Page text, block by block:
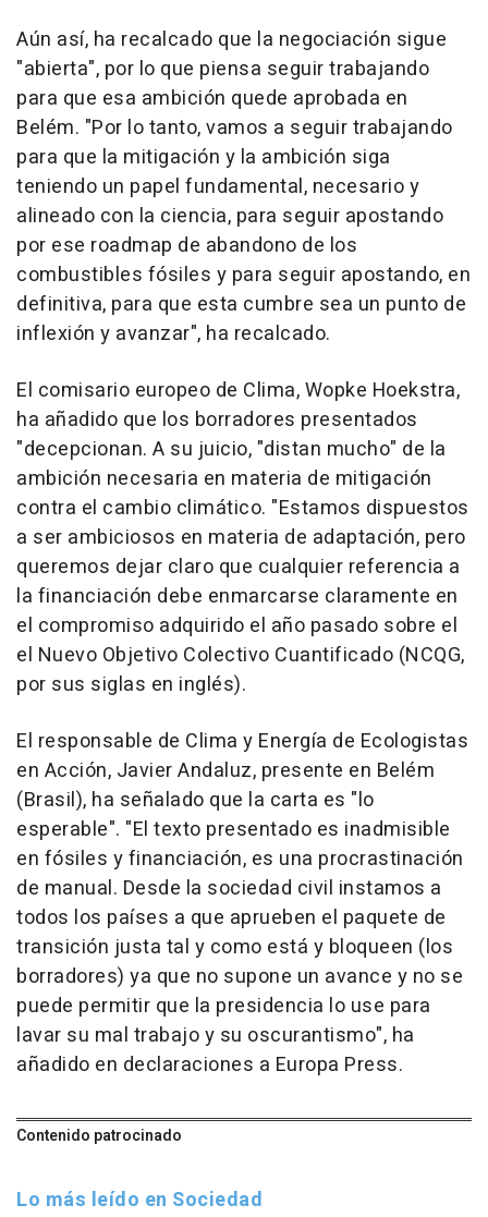
Aún así, ha recalcado que la negociación sigue
"abierta", por lo que piensa seguir trabajando
para que esa ambición quede aprobada en
Belém. "Por lo tanto, vamos a seguir trabajando
para que la mitigación y la ambición siga
teniendo un papel fundamental, necesario y
alineado con la ciencia, para seguir apostando
por ese roadmap de abandono de los
combustibles fósiles y para seguir apostando, en
definitiva, para que esta cumbre sea un punto de
inflexión y avanzar", ha recalcado.
El comisario europeo de Clima, Wopke Hoekstra,
ha añadido que los borradores presentados
"decepcionan. A su juicio, "distan mucho" de la
ambición necesaria en materia de mitigación
contra el cambio climático. "Estamos dispuestos
a ser ambiciosos en materia de adaptación, pero
queremos dejar claro que cualquier referencia a
la financiación debe enmarcarse claramente en
el compromiso adquirido el año pasado sobre el
el Nuevo Objetivo Colectivo Cuantificado (NCQG,
por sus siglas en inglés).
El responsable de Clima y Energía de Ecologistas
en Acción, Javier Andaluz, presente en Belém
(Brasil), ha señalado que la carta es "lo
esperable". "El texto presentado es inadmisible
en fósiles y financiación, es una procrastinación
de manual. Desde la sociedad civil instamos a
todos los países a que aprueben el paquete de
transición justa tal y como está y bloqueen (los
borradores) ya que no supone un avance y no se
puede permitir que la presidencia lo use para
lavar su mal trabajo y su oscurantismo", ha
añadido en declaraciones a Europa Press.
Contenido patrocinado
Lo más leído en Sociedad